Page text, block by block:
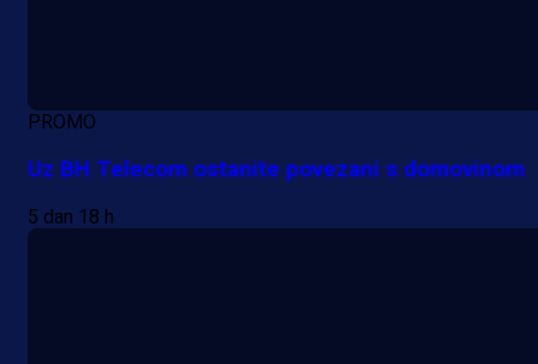
PROMO
Uz BH Telecom ostanite povezani s domovinom
5 dan 18 h